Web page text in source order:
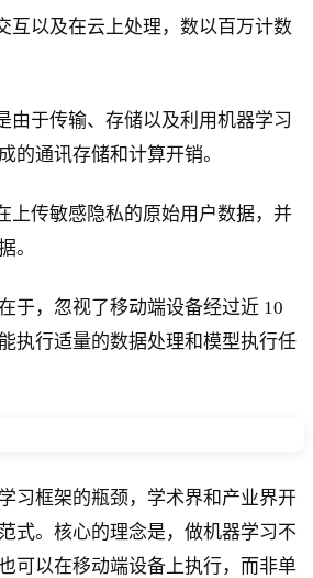
互以及在云上处理，数以百万计数
由于传输、存储以及利用机器学习
的通讯存储和计算开销。
上传敏感隐私的原始用户数据，并
。
于，忽视了移动端设备经过近 10
执行适量的数据处理和模型执行任
习框架的瓶颈，学术界和产业界开
式。核心的理念是，做机器学习不
可以在移动端设备上执行，而非单